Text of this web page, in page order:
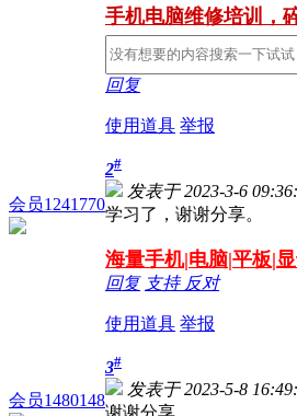
手机电脑维修培训，
回复
使用道具 举报
会员1241770
2#
发表于 2023-3-6
学习了，谢谢分享。
海量手机|电脑|平板|
回复 支持 反对
使用道具 举报
会员1480148
3#
发表于 2023-5-8